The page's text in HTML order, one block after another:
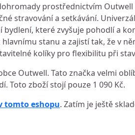
prostřednictvím
stravování a setkávání.
které zvyšuje pohodlí a
stanu a zajistí tak, že v
kolíky pro flexibilitu při
Outwell. Tato značka velmi
Toto zboží stojí pouze 1 090 Kč.
tomto eshopu. Zatím je ještě